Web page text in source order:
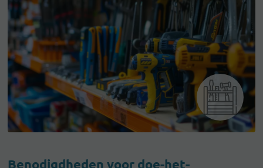
Benodigdheden voor doe-het-